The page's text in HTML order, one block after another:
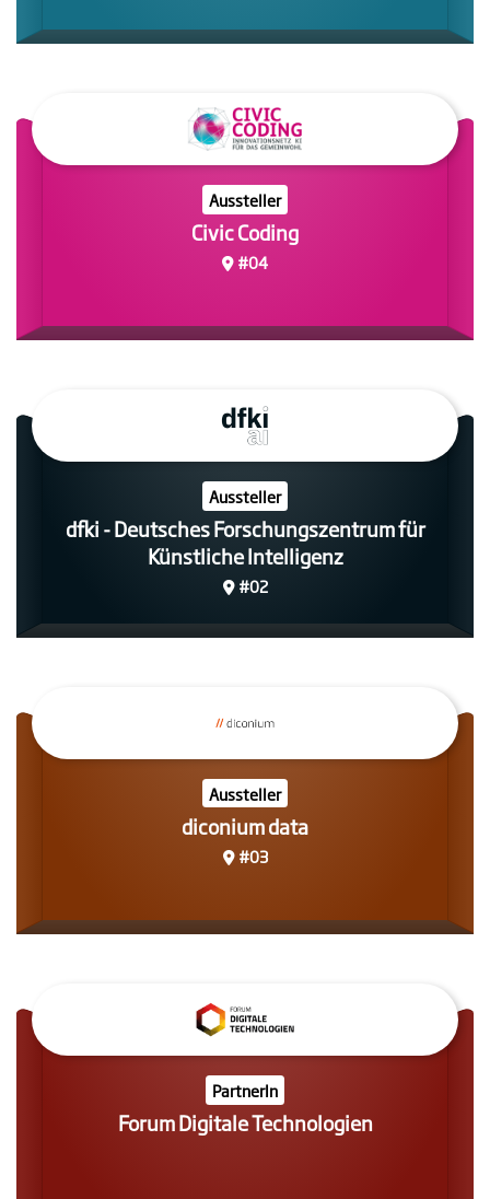
Aussteller
Civic Coding
#04
Aussteller
dfki - Deutsches Forschungszentrum für
Künstliche Intelligenz
#02
Aussteller
diconium data
#03
PartnerIn
Forum Digitale Technologien